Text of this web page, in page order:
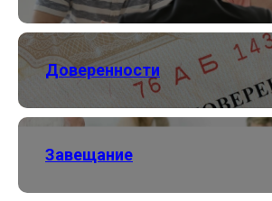
Доверенности
Завещание